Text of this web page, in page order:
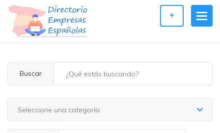
+
Buscar
Seleccione una categoría